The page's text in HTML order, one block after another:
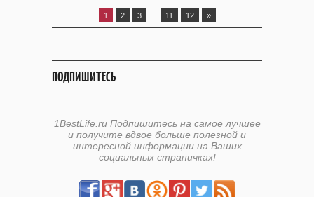
1 2 3 ... 11 12 »
ПОДПИШИТЕСЬ
1BestLife.ru Подпишитесь на самое лучшее
и получите вдвое больше полезной и
интересной информации на Ваших
социальных страничках!